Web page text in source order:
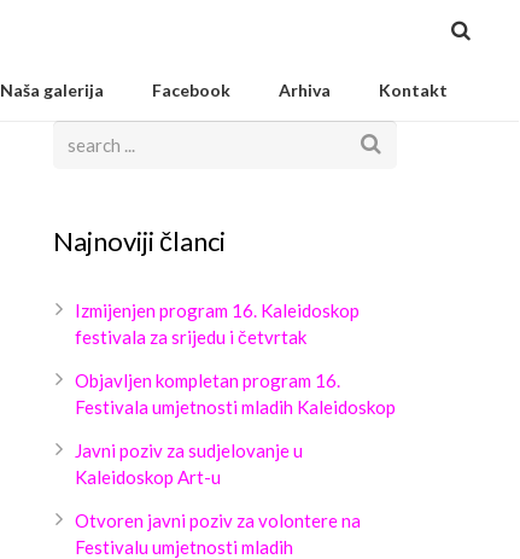
Naša galerija Facebook Arhiva Kontakt
Najnoviji članci
Izmijenjen program 16. Kaleidoskop
festivala za srijedu i četvrtak
Objavljen kompletan program 16.
Festivala umjetnosti mladih Kaleidoskop
Javni poziv za sudjelovanje u
Kaleidoskop Art-u
Otvoren javni poziv za volontere na
Festivalu umjetnosti mladih